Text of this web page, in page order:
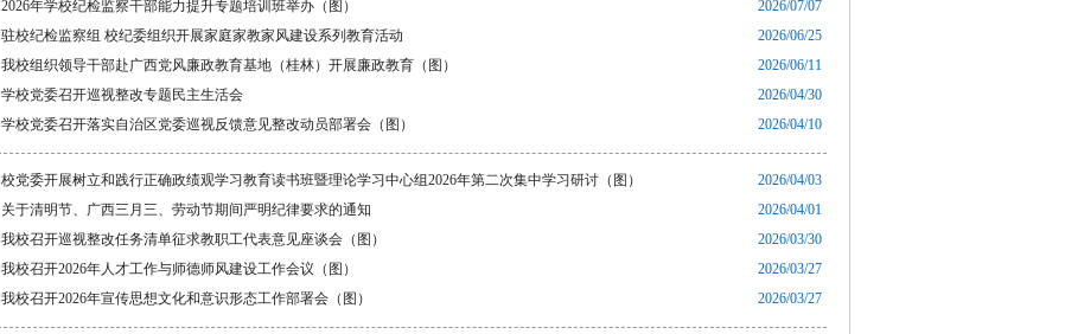
2026年学校纪检监察干部能力提升专题培训班举办（图）
2026/07/07
驻校纪检监察组 校纪委组织开展家庭家教家风建设系列教育活动
2026/06/25
我校组织领导干部赴广西党风廉政教育基地（桂林）开展廉政教育（图）
2026/06/11
学校党委召开巡视整改专题民主生活会
2026/04/30
学校党委召开落实自治区党委巡视反馈意见整改动员部署会（图） 2026/04/10
校党委开展树立和践行正确政绩观学习教育读书班暨理论学习中心组2026年第二次集中学习研讨（图）
2026/04/03
关于清明节、广西三月三、劳动节期间严明纪律要求的通知
2026/04/01
我校召开巡视整改任务清单征求教职工代表意见座谈会（图）
2026/03/30
​我校召开2026年人才工作与师德师风建设工作会议（图）
2026/03/27
我校召开2026年宣传思想文化和意识形态工作部署会（图） 2026/03/27